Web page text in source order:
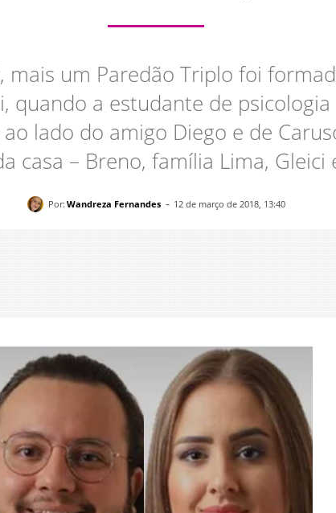
um Paredão Triplo foi
quando a estudante de
lado do amigo Diego e de
casa – Breno, família Lima, Gleici
Por: Wandreza Fernandes - 12 de março de 2018, 13:40